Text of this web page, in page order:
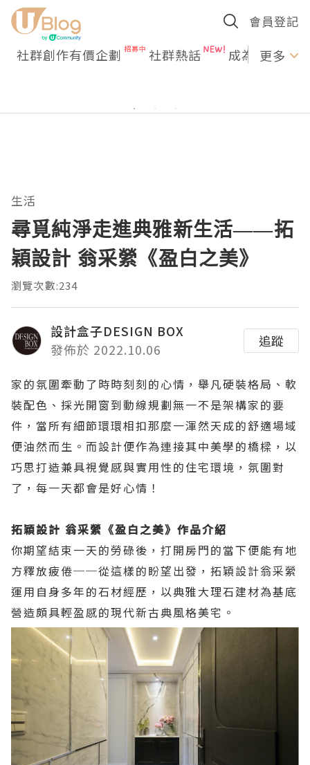
會員登記
社群創作有價企劃 社群熱話 成為U更多
生活
尋覓純淨走進典雅新生活——拓
穎設計 翁采縈《盈白之美》
瀏覽次數:234
設計盒子DESIGN BOX
發佈於 2022.10.06
追蹤
家的氛圍牽動了時時刻刻的心情，舉凡硬裝格局、軟
裝配色、採光開窗到動線規劃無一不是架構家的要
件，當所有細節環環相扣那麼一渾然天成的舒適場域
便油然而生。而設計便作為連接其中美學的橋樑，以
巧思打造兼具視覺感與實用性的住宅環境，氛圍對
了，每一天都會是好心情！
拓穎設計 翁采縈《盈白之美》作品介紹
你期望結束一天的勞碌後，打開房門的當下便能有地
方釋放疲倦──從這樣的盼望出發，拓穎設計翁采縈
運用自身多年的石材經歷，以典雅大理石建材為基底
營造頗具輕盈感的現代新古典風格美宅。